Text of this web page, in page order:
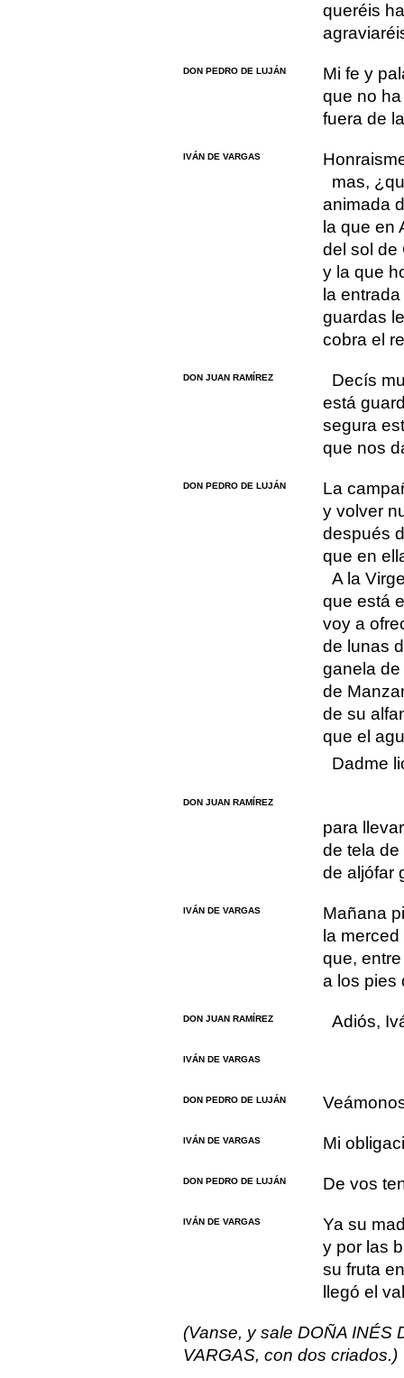
queréis
DON PEDRO DE LUJÁN
Mi fe y
que no
fuera de
IVÁN DE VARGAS
mas,
animada
la que en
del sol de
y la que
la
guardas
cobra el
DON JUAN RAMÍREZ
Decís
está
segura
que nos
DON PEDRO DE LUJÁN
La
y volver
después
que en
A la
que está
voy a
de lunas
ganela
de
de su
que el
Dadme
DON JUAN RAMÍREZ
para
de tela
de aljófar
IVÁN DE VARGAS
Mañana
la
que,
a los pies
DON JUAN RAMÍREZ Adiós,
IVÁN DE VARGAS
DON PEDRO DE LUJÁN
IVÁN DE VARGAS Mi
DON PEDRO DE LUJÁN De vos
IVÁN DE VARGAS
Ya su
y por las
su fruta
llegó el
(Vanse, y sale DOÑA INÉS
VARGAS, con dos criados.)